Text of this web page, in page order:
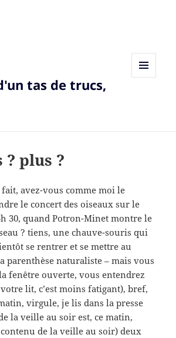
tas de trucs,
? plus ?
avez-vous comme moi le
le concert des oiseaux sur le
30, quand Potron-Minet montre le
? tiens, une chauve-souris qui
se rentrer et se mettre au
parenthèse naturaliste – mais vous
fenêtre ouverte, vous entendrez
lit, c’est moins fatigant), bref,
virgule, je lis dans la presse
la veille au soir est, ce matin,
de la veille au soir) deux